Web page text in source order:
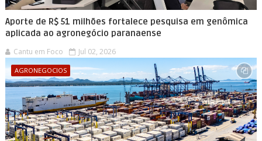
Aporte de R$ 51 milhões fortalece pesquisa em genômica
aplicada ao agronegócio paranaense
Cantu em Foco Jul 02, 2026
AGRONEGOCIOS